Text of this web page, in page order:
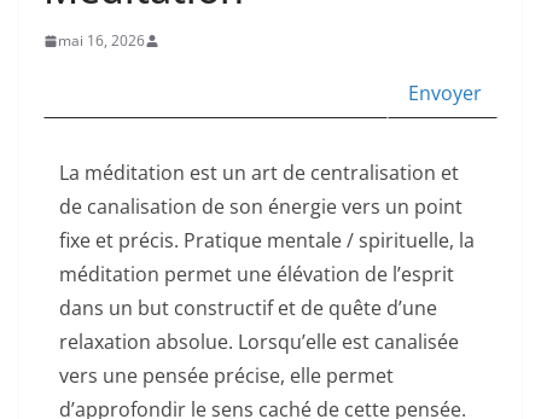
mai 16, 2026
Envoyer
La méditation est un art de centralisation et
de canalisation de son énergie vers un point
fixe et précis. Pratique mentale / spirituelle, la
méditation permet une élévation de l’esprit
dans un but constructif et de quête d’une
relaxation absolue. Lorsqu’elle est canalisée
vers une pensée précise, elle permet
d’approfondir le sens caché de cette pensée.